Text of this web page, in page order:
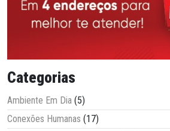
Categorias
Ambiente Em Dia (5)
Conexões Humanas (17)